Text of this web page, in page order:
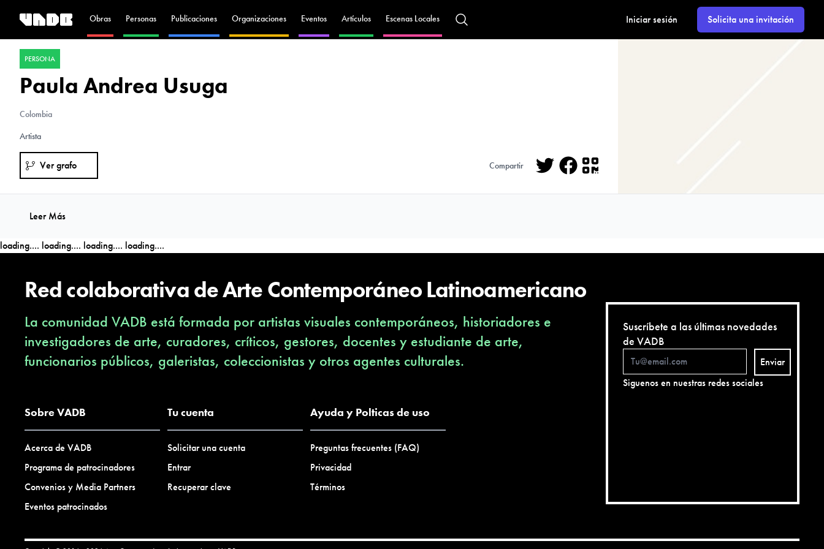
Obras Personas Publicaciones Organizaciones Eventos Artículos Escenas Locales Iniciar sesión Solicita una invitación
PERSONA
Paula Andrea Usuga
Colombia
Artista
Ver grafo Compartir
Leer Más
loading.... loading.... loading.... loading....
Red colaborativa de Arte Contemporáneo Latinoamericano
La comunidad VADB está formada por artistas visuales contemporáneos, historiadores e
investigadores de arte, curadores, críticos, gestores, docentes y estudiante de arte,
funcionarios públicos, galeristas, coleccionistas y otros agentes culturales.
Sobre VADB
Acerca de VADB
Programa de patrocinadores
Convenios y Media Partners
Eventos patrocinados
Tu cuenta
Solicitar una cuenta
Entrar
Recuperar clave
Ayuda y Polticas de uso
Preguntas frecuentes (FAQ)
Privacidad
Términos
Suscríbete a las últimas novedades
de VADB
Enviar
Siguenos en nuestras redes sociales